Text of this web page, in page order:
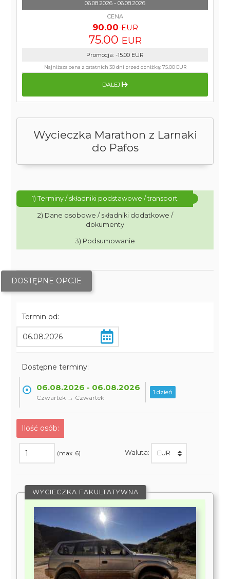
Wycieczka Marathon z Larnaki
do Pafos
1) Terminy / składniki podstawowe / transport
2) Dane osobowe / składniki dodatkowe /
dokumenty
3) Podsumowanie
DOSTĘPNE OPCJE
Termin od:
Dostępne terminy:
06.08.2026 - 06.08.2026
Czwartek → Czwartek
1 dzień
Ilość osób:
(max. 6) Waluta:
WYCIECZKA FAKULTATYWNA
06.08.2026 - 06.08.2026
CENA
90.00 EUR
75.00 EUR
Promocja: -15.00 EUR
Najniższa cena z ostatnich 30 dni przed obniżką:75.00 EUR
DALEJ